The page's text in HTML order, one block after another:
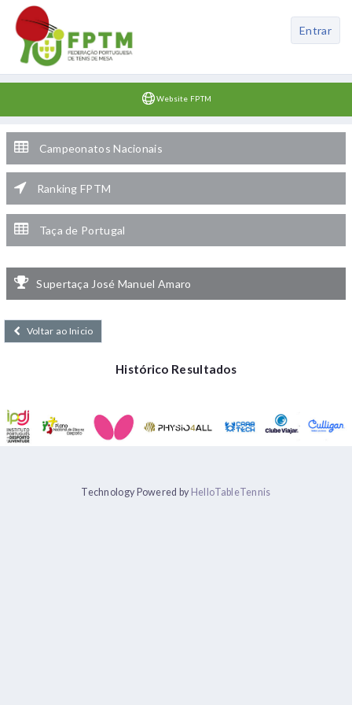
Website FPTM
Entrar
Campeonatos Nacionais
Ranking FPTM
Taça de Portugal
Supertaça José Manuel Amaro
Voltar ao Inicio
Histórico Resultados
Technology Powered by HelloTableTennis